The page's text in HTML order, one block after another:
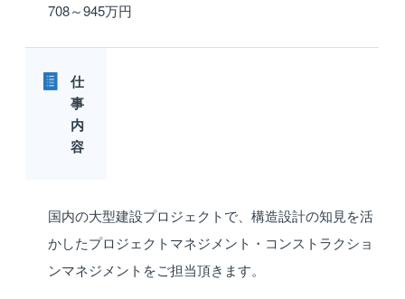
708～945万円
仕
事
内
容
国内の大型建設プロジェクトで、構造設計の知見を活
かしたプロジェクトマネジメント・コンストラクショ
ンマネジメントをご担当頂きます。